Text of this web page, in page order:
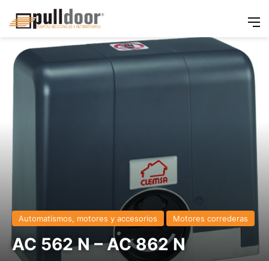
Automatismos, motores y accesorios Motores correderas
AC 562 N – AC 862 N